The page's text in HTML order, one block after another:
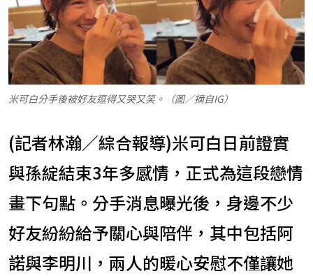
米可白分手後被好友逗得又哭又笑。（圖／摘自IG）
(記者林瀚／綜合報導)米可白日前證實
與孫綻結束3年多感情，正式為這段戀情
畫下句點。分手消息曝光後，身邊不少
好友紛紛給予關心與陪伴，其中包括阿
諾與李明川，兩人的暖心安慰不僅讓她